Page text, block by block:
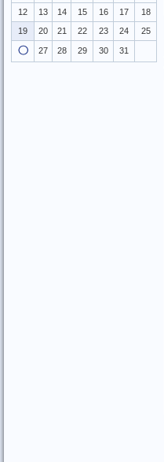
12 13 14 15 16 17
18
19
20 21 22 23 24 25
27 28 29 30 31